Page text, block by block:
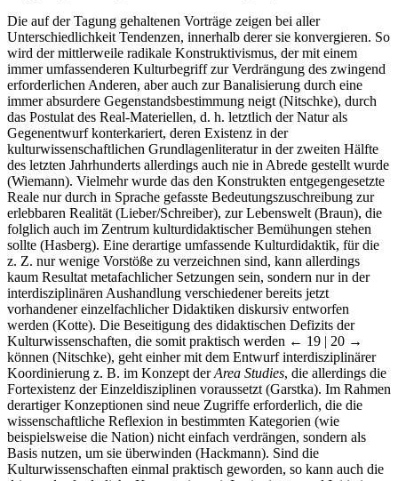
Die auf der Tagung gehaltenen Vorträge zeigen bei aller
Unterschiedlichkeit Tendenzen, innerhalb derer sie konvergieren. So
wird der mittlerweile radikale Konstruktivismus, der mit einem
immer umfassenderen Kulturbegriff zur Verdrängung des zwingend
erforderlichen Anderen, aber auch zur Banalisierung durch eine
immer absurdere Gegenstandsbestimmung neigt (Nitschke), durch
das Postulat des Real-Materiellen, d. h. letztlich der Natur als
Gegenentwurf konterkariert, deren Existenz in der
kulturwissenschaftlichen Grundlagenliteratur in der zweiten Hälfte
des letzten Jahrhunderts allerdings auch nie in Abrede gestellt wurde
(Wiemann). Vielmehr wurde das den Konstrukten entgegengesetzte
Reale nur durch in Sprache gefasste Bedeutungszuschreibung zur
erlebbaren Realität (Lieber/Schreiber), zur Lebenswelt (Braun), die
folglich auch im Zentrum kulturdidaktischer Bemühungen stehen
sollte (Hasberg). Eine derartige umfassende Kulturdidaktik, für die
z. Z. nur wenige Vorstöße zu verzeichnen sind, kann allerdings
kaum Resultat metafachlicher Setzungen sein, sondern nur in der
interdisziplinären Aushandlung verschiedener bereits jetzt
vorhandener einzelfachlicher Didaktiken diskursiv entworfen
werden (Kotte). Die Beseitigung des didaktischen Defizits der
Kulturwissenschaften, die somit praktisch werden ← 19 | 20 →
können (Nitschke), geht einher mit dem Entwurf interdisziplinärer
Koordinierung z. B. im Konzept derArea Studies, die allerdings die
Fortexistenz der Einzeldisziplinen voraussetzt (Garstka). Im Rahmen
derartiger Konzeptionen sind neue Zugriffe erforderlich, die die
wissenschaftliche Reflexion in bestimmten Kategorien (wie
beispielsweise die Nation) nicht einfach verdrängen, sondern als
Basis nutzen, um sie überwinden (Hackmann). Sind die
Kulturwissenschaften einmal praktisch geworden, so kann auch die